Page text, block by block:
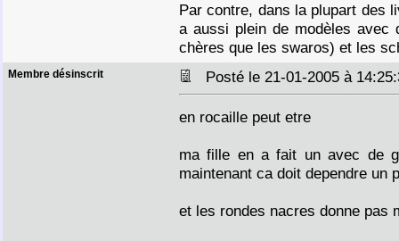
Par contre, dans la plupart des
a aussi plein de modèles avec
chères que les swaros) et les
Membre désinscrit Posté le 21-01-2005 à
en rocaille peut etre
ma fille en a fait un avec de
maintenant ca doit dependre un
et les rondes nacres donne pas